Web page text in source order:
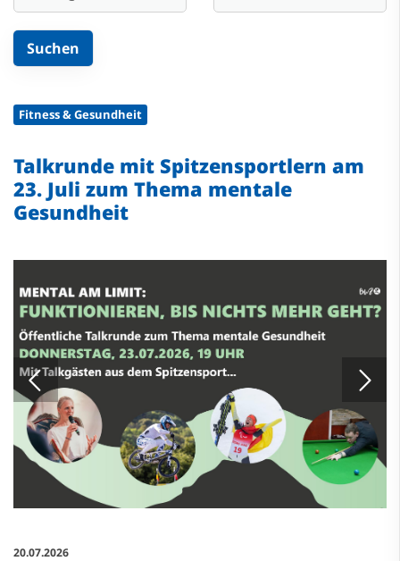
Fitness & Gesundheit
Talkrunde mit Spitzensportlern am
23. Juli zum Thema mentale
Gesundheit
20.07.2026